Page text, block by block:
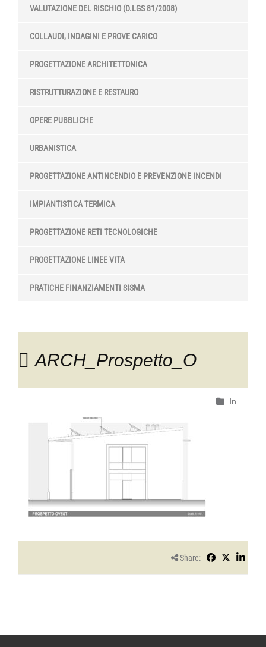
VALUTAZIONE DEL RISCHIO (D.LGS 81/2008)
COLLAUDI, INDAGINI E PROVE CARICO
PROGETTAZIONE ARCHITETTONICA
RISTRUTTURAZIONE E RESTAURO
OPERE PUBBLICHE
URBANISTICA
PROGETTAZIONE ANTINCENDIO E PREVENZIONE INCENDI
IMPIANTISTICA TERMICA
PROGETTAZIONE RETI TECNOLOGICHE
PROGETTAZIONE LINEE VITA
PRATICHE FINANZIAMENTI SISMA
ARCH_Prospetto_O
In
Share: